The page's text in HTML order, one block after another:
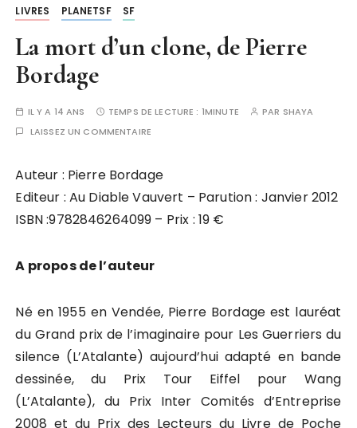
LIVRES PLANETSF SF
La mort d’un clone, de Pierre
Bordage
IL Y A 14 ANS TEMPS DE LECTURE : 1MINUTE PAR SHAYA
LAISSEZ UN COMMENTAIRE
Auteur : Pierre Bordage
Editeur : Au Diable Vauvert – Parution : Janvier 2012
ISBN :9782846264099 – Prix : 19 €
A propos de l’auteur
Né en 1955 en Vendée, Pierre Bordage est lauréat
du Grand prix de l’imaginaire pour Les Guerriers du
silence (L’Atalante) aujourd’hui adapté en bande
dessinée, du Prix Tour Eiffel pour Wang
(L’Atalante), du Prix Inter Comités d’Entreprise
2008 et du Prix des Lecteurs du Livre de Poche